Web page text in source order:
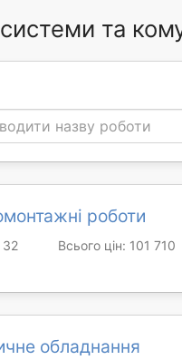
та
назву роботи
роботи
32
Всього цін: 101 710
обладнання